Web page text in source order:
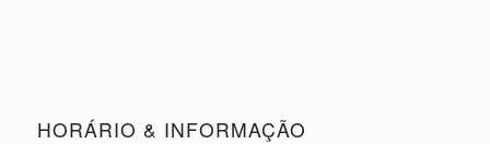
HORÁRIO & INFORMAÇÃO